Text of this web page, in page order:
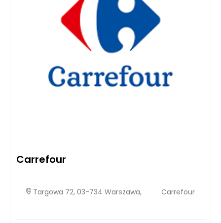
Carrefour
Targowa 72, 03-734 Warszawa, Carrefour